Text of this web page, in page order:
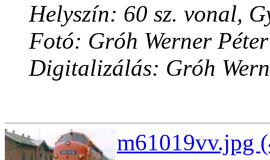
Helyszín: 60 sz. vonal,
Fotó: Gróh Werner Péter
Digitalizálás: Gróh
m61019vv.jpg